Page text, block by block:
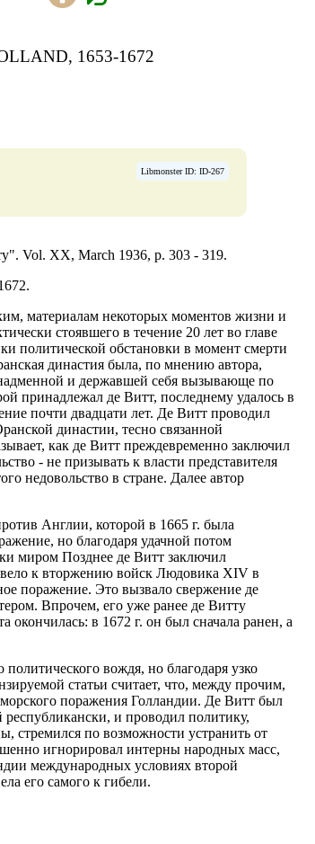
1653-1672
Libmonster ID: ID-267
Vol. XX, March 1936, p. 303 - 319.
материалам некоторых моментов жизни и
стоявшего в течение 20 лет во главе
политической обстановки в момент смерти
династия была, по мнению автора,
и державшей себя вызывающе по
принадлежал де Витт, последнему удалось в
почти двадцати лет. Де Витт проводил
династии, тесно связанной
как де Витт преждевременно заключил
- не призывать к власти представителя
недовольство в стране. Далее автор
Англии, которой в 1665 г. была
но благодаря удачной потом
миром Позднее де Витт заключил
к вторжению войск Людовика XIV в
поражение. Это вызвало свержение де
Впрочем, его уже ранее де Витту
в 1672 г. он был сначала ранен, а
вождя, но благодаря узко
статьи считает, что, между прочим,
поражения Голландии. Де Витт был
и проводил политику,
стремился по возможности устранить от
игнорировал интерны народных масс,
международных условиях второй
его самого к гибели.